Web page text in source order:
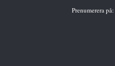
Prenumerera på: